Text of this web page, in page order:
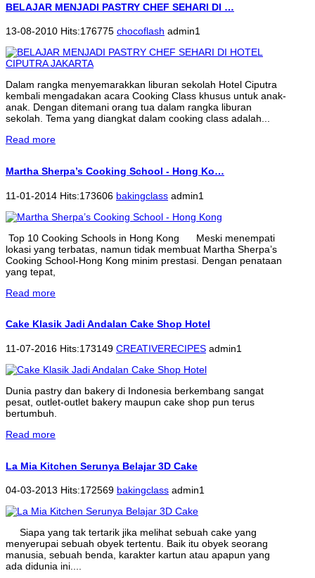
BELAJAR MENJADI PASTRY CHEF SEHARI DI …
13-08-2010 Hits:176775 chocoflash admin1
Dalam rangka menyemarakkan liburan sekolah Hotel Ciputra
kembali mengadakan acara Cooking Class khusus untuk anak-
anak. Dengan ditemani orang tua dalam rangka liburan
sekolah. Tema yang diangkat dalam cooking class adalah...
Read more
Martha Sherpa’s Cooking School - Hong Ko…
11-01-2014 Hits:173606 bakingclass admin1
Top 10 Cooking Schools in Hong Kong Meski menempati
lokasi yang terbatas, namun tidak membuat Martha Sherpa’s
Cooking School-Hong Kong minim prestasi. Dengan penataan
yang tepat,
Read more
Cake Klasik Jadi Andalan Cake Shop Hotel
11-07-2016 Hits:173149 CREATIVERECIPES admin1
Dunia pastry dan bakery di Indonesia berkembang sangat
pesat, outlet-outlet bakery maupun cake shop pun terus
bertumbuh.
Read more
La Mia Kitchen Serunya Belajar 3D Cake
04-03-2013 Hits:172569 bakingclass admin1
Siapa yang tak tertarik jika melihat sebuah cake yang
menyerupai sebuah obyek tertentu. Baik itu obyek seorang
manusia, sebuah benda, karakter kartun atau apapun yang
ada didunia ini....